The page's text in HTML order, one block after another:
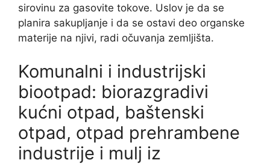
sirovinu za gasovite tokove. Uslov je da se
planira sakupljanje i da se ostavi deo organske
materije na njivi, radi očuvanja zemljišta.
Komunalni i industrijski
biootpad: biorazgradivi
kućni otpad, baštenski
otpad, otpad prehrambene
industrije i mulj iz